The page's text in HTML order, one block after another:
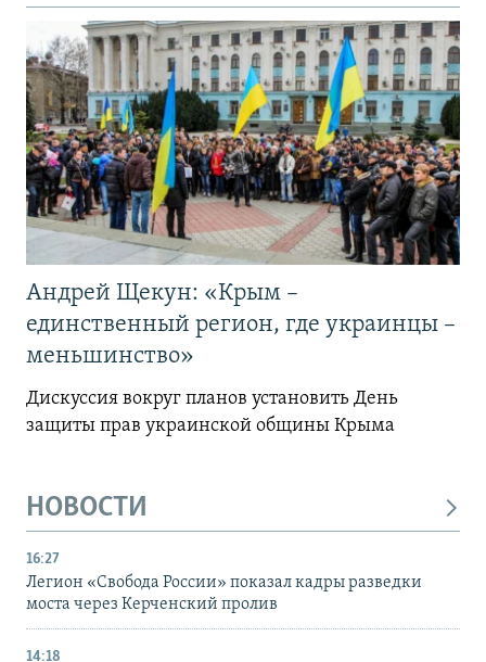
Андрей Щекун: «Крым –
единственный регион, где украинцы –
меньшинство»
Дискуссия вокруг планов установить День
защиты прав украинской общины Крыма
НОВОСТИ
16:27
Легион «Свобода России» показал кадры разведки
моста через Керченский пролив
14:18